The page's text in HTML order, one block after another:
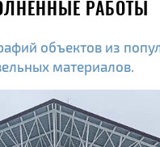
РАБОТЫ
объектов из
материалов.